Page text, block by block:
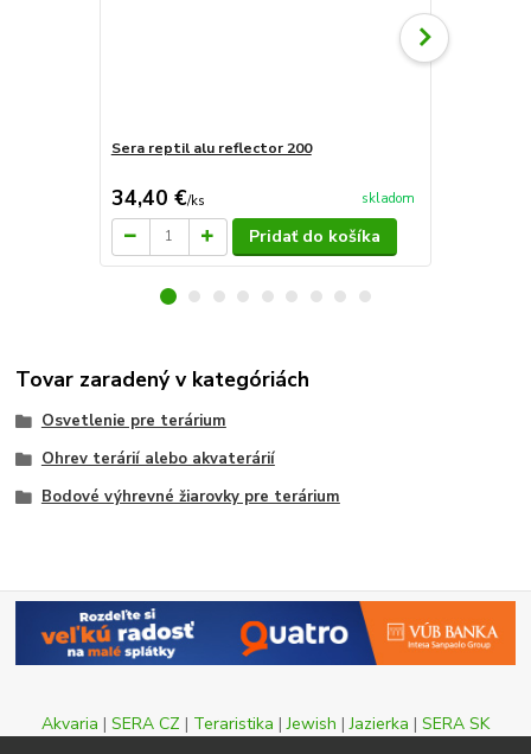
Sera reptil alu reflector 200
34,40 €/ks skladom
Pridať do košíka
Tovar zaradený v kategóriách
Osvetlenie pre terárium
Ohrev terárií alebo akvaterárií
Bodové výhrevné žiarovky pre terárium
Akvaria | SERA CZ | Teraristika |Jewish |Jazierka | SERA SK